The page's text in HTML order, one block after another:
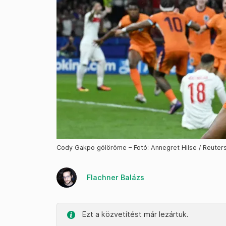
Cody Gakpo gólöröme – Fotó: Annegret Hilse /
Flachner Balázs
Ezt a közvetítést már lezártuk.